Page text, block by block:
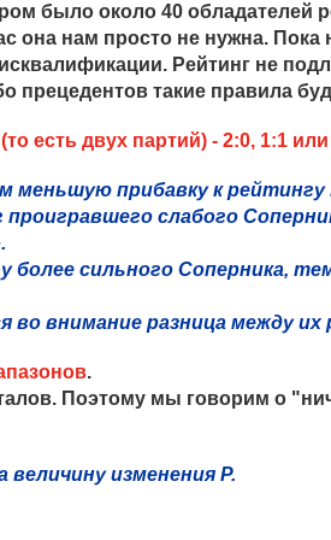
было около 40 обладателей
она нам просто не нужна. Пока
Рейтинг не
прецедентов такие правила
есть двух партий) - 2:0, 1:1
меньшую прибавку к
слабого
сильного Соперника,
во внимание разница между
.
Поэтому мы говорим о
изменения Р.